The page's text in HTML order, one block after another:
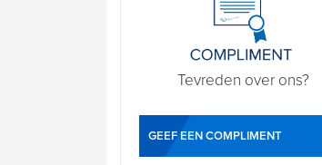
Tevreden over ons?
GEEF EEN COMPLIMENT